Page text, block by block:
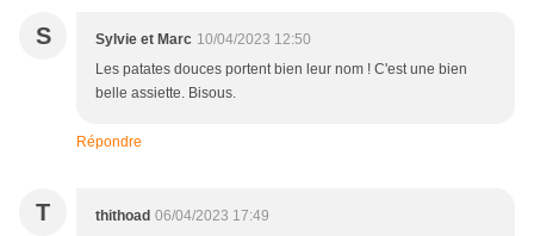
S Sylvie et Marc 10/04/2023 12:50
Les patates douces portent bien leur nom ! C'est une bien
belle assiette. Bisous.
Répondre
T thithoad 06/04/2023 17:49